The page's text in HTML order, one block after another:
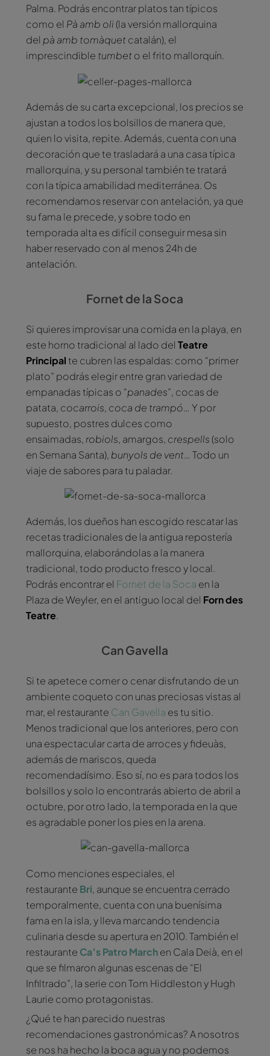
Palma. Podrás encontrar platos tan típicos
como el Pà amb oli (la versión mallorquina
del pà amb tomàquet catalán), el
imprescindible tumbet o el frito mallorquín.
Además de su carta excepcional, los precios se
ajustan a todos los bolsillos de manera que,
quien lo visita, repite. Además, cuenta con una
decoración que te trasladará a una casa típica
mallorquina, y su personal también te tratará
con la típica amabilidad mediterránea. Os
recomendamos reservar con antelación, ya que
su fama le precede, y sobre todo en
temporada alta es difícil conseguir mesa sin
haber reservado con al menos 24h de
antelación.
Fornet de la Soca
Si quieres improvisar una comida en la playa, en
este horno tradicional al lado del Teatre
Principal te cubren las espaldas: como “primer
plato” podrás elegir entre gran variedad de
empanadas típicas o “panades”, cocas de
patata, cocarrois, coca de trampó… Y por
supuesto, postres dulces como
ensaimadas, robiols, amargos, crespells (solo
en Semana Santa), bunyols de vent… Todo un
viaje de sabores para tu paladar.
Además, los dueños han escogido rescatar las
recetas tradicionales de la antigua repostería
mallorquina, elaborándolas a la manera
tradicional, todo producto fresco y local.
Podrás encontrar el Fornet de la Soca en la
Plaza de Weyler, en el antiguo local del Forn des
Teatre.
Can Gavella
Si te apetece comer o cenar disfrutando de un
ambiente coqueto con unas preciosas vistas al
mar, el restaurante Can Gavella es tu sitio.
Menos tradicional que los anteriores, pero con
una espectacular carta de arroces y fideuàs,
además de mariscos, queda
recomendadísimo. Eso sí, no es para todos los
bolsillos y solo lo encontrarás abierto de abril a
octubre, por otro lado, la temporada en la que
es agradable poner los pies en la arena.
Como menciones especiales, el
restaurante Bri, aunque se encuentra cerrado
temporalmente, cuenta con una buenísima
fama en la isla, y lleva marcando tendencia
culinaria desde su apertura en 2010. También el
restaurante Ca’s Patro Marchen Cala Deià, en el
que se filmaron algunas escenas de “El
Infiltrado”, la serie con Tom Hiddleston y Hugh
Laurie como protagonistas.
¿Qué te han parecido nuestras
recomendaciones gastronómicas? A nosotros
se nos ha hecho la boca agua y no podemos